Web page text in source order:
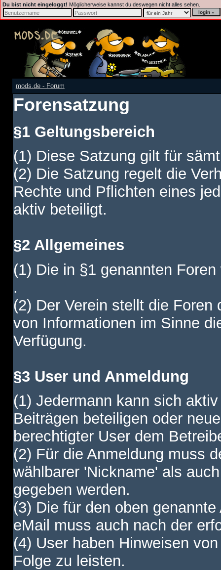
Du bist nicht eingeloggt! Möglicherweise kannst du deswegen nicht alles sehen.
mods.de - Forum
Forensatzung
§1 Geltungsbereich
(1) Diese Satzung gilt für
(2) Die Satzung regelt die
Rechte und Pflichten eines
aktiv beteiligt.
§2 Allgemeines
(1) Die in §1 genannten
.
(2) Der Verein stellt die
von Informationen im Sinne
Verfügung.
§3 User und Anmeldung
(1) Jedermann kann sich
Beiträgen beteiligen oder
berechtigter User dem
(2) Für die Anmeldung muss
wählbarer 'Nickname' als
gegeben werden.
(3) Die für den oben
eMail muss auch nach der
(4) User haben Hinweisen
Folge zu leisten.